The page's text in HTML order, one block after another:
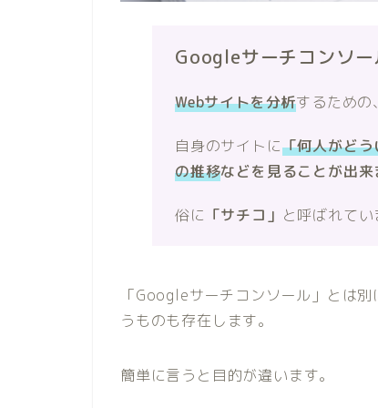
Googleサーチコンソー
Webサイトを分析するための
自身のサイトに「何人がど
の推移などを見ることが出来
俗に 「サチコ」 と呼ばれてい
「Googleサーチコンソール」とは
うものも存在します。
簡単に言うと目的が違います。